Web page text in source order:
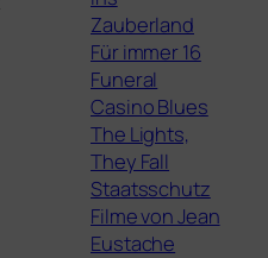
Zauberland
Für immer 16
Funeral
Casino Blues
The Lights,
They Fall
Staatsschutz
Filme von Jean
Eustache